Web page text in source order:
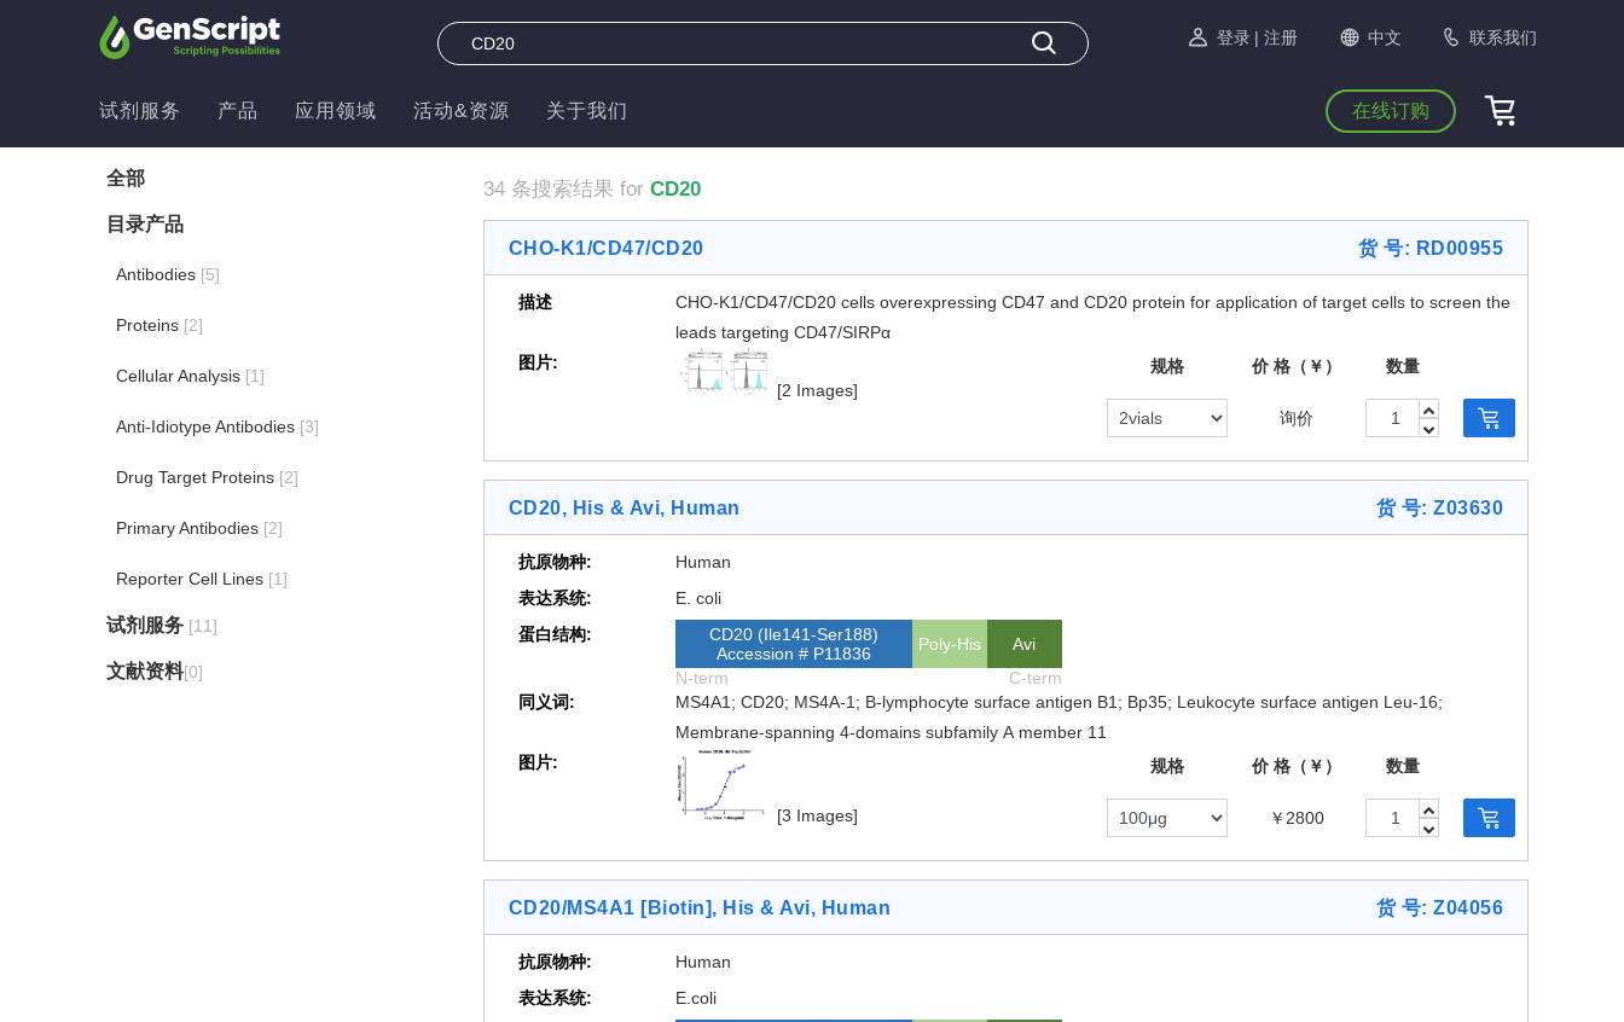
登录 | 注册 中文 联系我们
试剂服务 产品 应用领域 活动&资源 关于我们 在线订购
全部
目录产品
Antibodies [5]
Proteins [2]
Cellular Analysis [1]
Anti-Idiotype Antibodies [3]
Drug Target Proteins [2]
Primary Antibodies [2]
Reporter Cell Lines [1]
试剂服务 [11]
文献资料[0]
34 条搜索结果 for CD20
CHO-K1/CD47/CD20 货 号: RD00955
描述
CHO-K1/CD47/CD20 cells overexpressing CD47 and CD20 protein for application of target cells to screen the
leads targeting CD47/SIRPα
图片:
[2 Images]
规格 价 格（￥） 数量
询价
CD20, His & Avi, Human 货 号: Z03630
抗原物种:
Human
表达系统:
E. coli
蛋白结构:
CD20 (Ile141-Ser188)
Accession # P11836
Poly-His
Avi
N-term
C-term
同义词:
MS4A1; CD20; MS4A-1; B-lymphocyte surface antigen B1; Bp35; Leukocyte surface antigen Leu-16;
Membrane-spanning 4-domains subfamily A member 11
图片:
[3 Images]
规格 价 格（￥） 数量
￥2800
CD20/MS4A1 [Biotin], His & Avi, Human 货 号: Z04056
抗原物种:
Human
表达系统:
E.coli